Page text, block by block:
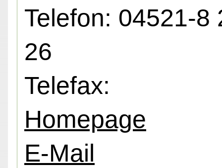
Telefon: 04521-8
26
Telefax:
Homepage
E-Mail